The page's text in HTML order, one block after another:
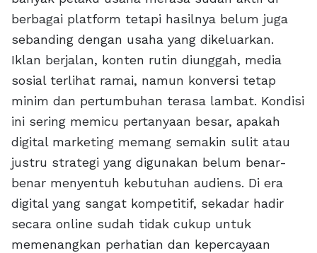
berbagai platform tetapi hasilnya belum juga
sebanding dengan usaha yang dikeluarkan.
Iklan berjalan, konten rutin diunggah, media
sosial terlihat ramai, namun konversi tetap
minim dan pertumbuhan terasa lambat. Kondisi
ini sering memicu pertanyaan besar, apakah
digital marketing memang semakin sulit atau
justru strategi yang digunakan belum benar-
benar menyentuh kebutuhan audiens. Di era
digital yang sangat kompetitif, sekadar hadir
secara online sudah tidak cukup untuk
memenangkan perhatian dan kepercayaan